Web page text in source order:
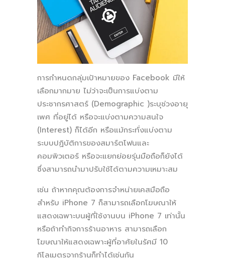
การกำหนดกลุ่มเป้าหมายของ Facebook มีให้
เลือกมากมาย ไม่ว่าจะเป็นการแบ่งตาม
ประชากรศาสตร์ (Demographic )ระบุช่วงอายุ
เพศ ที่อยู่ได้ หรือจะแบ่งตามความสนใจ
(Interest) ก็ได้อีก หรือแม้กระทั่งแบ่งตาม
ระบบปฏิบัติการของสมาร์ตโฟนและ
คอมพิวเตอร์ หรือจะแยกย่อยรุ่นมือถือก็ยังได้
ซึ่งสามารถนำมาปรับใช้ได้ตามความเหมาะสม
เช่น ถ้าหากคุณต้องการจำหน่ายเคสมือถือ
สำหรับ iPhone 7 ก็สามารถเลือกโฆษณาให้
แสดงเฉพาะบนผู้ที่ใช้งานบน iPhone 7 เท่านั้น
หรือถ้าทำกิจการร้านอาหาร สามารถเลือก
โฆษณาให้แสดงเฉพาะผู้ที่อาศัยในรัศมี 10
กิโลเมตรจากร้านก็ทำได้เช่นกัน